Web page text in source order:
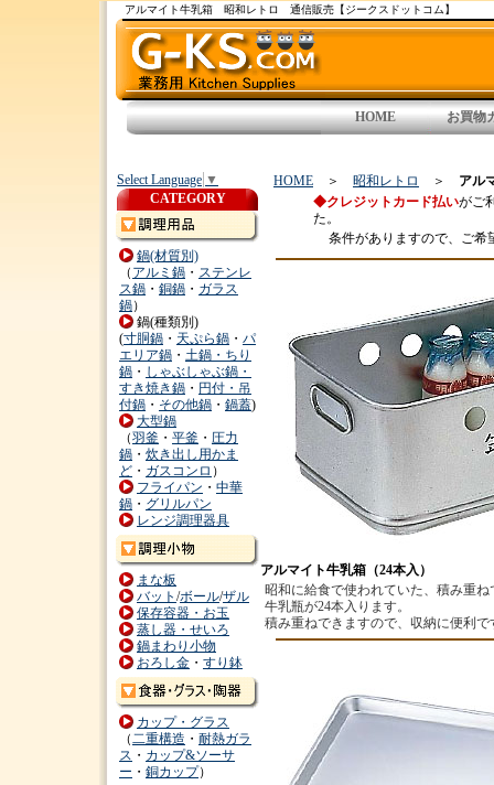
アルマイト牛乳箱 昭和レトロ 通信販売【ジークスドットコム】
HOME お買物
HOME ＞ 昭和レトロ ＞ アル
◆クレジットカード払いがご
た。
条件がありますので、ご希
アルマイト牛乳箱（24本入）
昭和に給食で使われていた、積み重
牛乳瓶が24本入ります。
積み重ねできますので、収納に便利で
Select Language ▼
CATEGORY
鍋(材質別)
（ アルミ鍋 ・ ステンレ
ス鍋 ・ 銅鍋 ・ ガラス
鍋）
鍋(種類別)
(寸胴鍋 ・ 天ぷら鍋 ・ パ
エリア鍋 ・ 土鍋・ちり
鍋 ・ しゃぶしゃぶ鍋・
すき焼き鍋 ・ 円付・吊
付鍋 ・ その他鍋 ・ 鍋蓋)
大型鍋
（羽釜 ・ 平釜 ・ 圧力
鍋 ・ 炊き出し用かま
ど ・ ガスコンロ ）
フライパン ・ 中華
鍋 ・ グリルパン
レンジ調理器具
まな板
バット /ボール/ザル
保存容器・お玉
蒸し器・せいろ
鍋まわり小物
おろし金 ・ すり鉢
カップ・グラス
（二重構造 ・ 耐熱ガラ
ス ・ カップ&ソーサ
ー ・ 銅カップ）